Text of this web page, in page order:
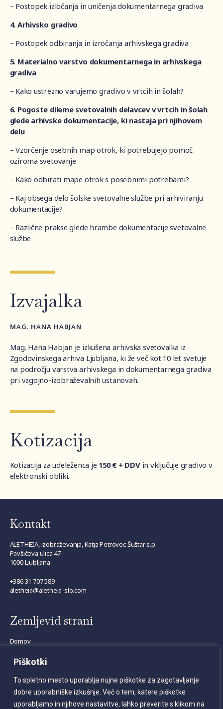
Piškotki
To spletno mesto uporablja nujne piškotke za zagotavljanje
dobre uporabniške izkušnje. Več o tem, katere piškotke
uporabljamo in njihove nastavitve, lahko preverite s klikom na
– Postopek izločanja in uničenja dokumentarnega gradiva
4. Arhivsko gradivo
– Postopek odbiranja in izročanja arhivskega gradiva
5. Materialno varstvo dokumentarnega in arhivskega
gradiva
– Kako ustrezno varujemo gradivo v vrtcih in šolah?
6. Pogoste dileme svetovalnih delavcev v vrtcih in šolah
glede arhivske dokumentacije, ki nastaja pri njihovem
delu
– Vzorčenje osebnih map otrok, ki potrebujejo pomoč
oziroma svetovanje
– Kako odbirati mape otrok s posebnimi potrebami?
– Kaj obsega delo šolske svetovalne službe pri arhiviranju
dokumentacije?
– Različne prakse glede hrambe dokumentacije svetovalne
službe
Izvajalka
MAG. HANA HABJAN
Mag. Hana Habjan je izkušena arhivska svetovalka iz
Zgodovinskega arhiva Ljubljana, ki že več kot 10 let svetuje
na področju varstva arhivskega in dokumentarnega gradiva
pri vzgojno-izobraževalnih ustanovah.
Kotizacija
Kotizacija za udeleženca je 150 € + DDVin vključuje gradivo v
elektronski obliki.
Kontakt
ALETHEIA, izobraževanja, Katja Petrovec Šuštar s.p.
Pavšičeva ulica 47
1000 Ljubljana
+386 31 707 589
aletheia@aletheia-slo.com
Zemljevid strani
Domov
Aktualna izobraževanja
Prijavnica
O nas